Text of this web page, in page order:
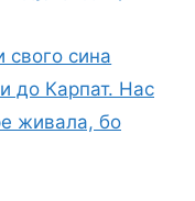
свого сина
до Карпат. Нас
живала, бо